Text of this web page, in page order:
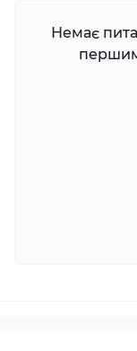
Немає
першим